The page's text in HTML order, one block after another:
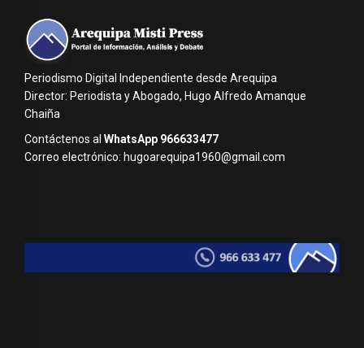
Periodismo Digital Independiente desde Arequipa
Director: Periodista y Abogado, Hugo Alfredo Amanque
Chaiña
Contáctenos al WhatsApp 966633477
Correo electrónico: hugoarequipa1960@gmail.com